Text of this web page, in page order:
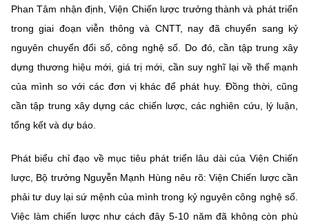
Điện thoại: 024 3936 9506
stc@mst.gov.vn
©2026 Bản quyền thuộc Bộ Khoa Học và Công Nghệ
(Ghi rõ nguồn "https://mst.gov.vn" khi phát hành lại thông tin từ
website này)
Phan Tâm nhận định, Viện Chiến lược trưởng thành và phát triển
trong giai đoạn viễn thông và CNTT, nay đã chuyển sang kỷ
nguyên chuyển đổi số, công nghệ số. Do đó, cần tập trung xây
dựng thương hiệu mới, giá trị mới, cần suy nghĩ lại về thế mạnh
của mình so với các đơn vị khác để phát huy. Đồng thời, cũng
cần tập trung xây dựng các chiến lược, các nghiên cứu, lý luận,
tổng kết và dự báo.
Phát biểu chỉ đạo về mục tiêu phát triển lâu dài của Viện Chiến
lược, Bộ trưởng Nguyễn Mạnh Hùng nêu rõ: Viện Chiến lược cần
phải tư duy lại sứ mệnh của mình trong kỷ nguyên công nghệ số.
Việc làm chiến lược như cách đây 5-10 năm đã không còn phù